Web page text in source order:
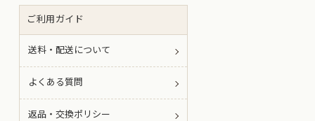
ご利用ガイド
送料・配送について
よくある質問
返品・交換ポリシー